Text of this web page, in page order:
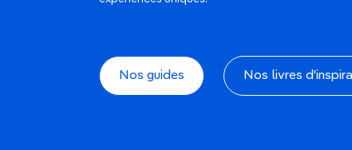
Nos guides Nos livres